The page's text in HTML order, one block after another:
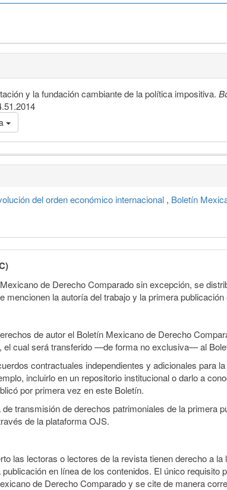
y la fundación cambiante de la política impositiva.
del orden económico internacional , Boletín
de Derecho Comparado sin excepción, se
mencionen la autoría del trabajo y la primera
de autor el Boletín Mexicano de Derecho
el cual será transferido —de forma no exclusiva— al
contractuales independientes y adicionales para
incluirlo en un repositorio institucional o darlo a
por primera vez en este Boletín.
transmisión de derechos patrimoniales de la
de la plataforma OJS.
las lectoras o lectores de la revista tienen derecho a
en línea de los contenidos. El único
de Derecho Comparado y se cite de manera